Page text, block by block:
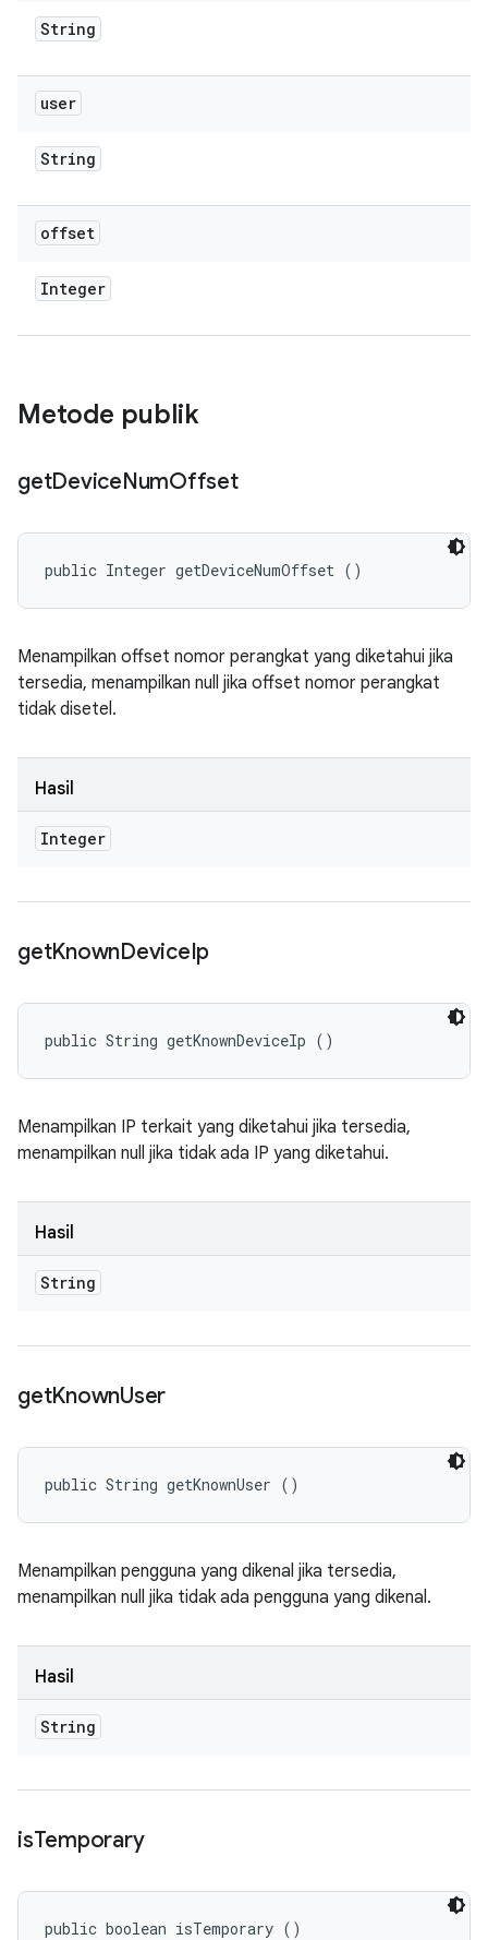
String
user
String
offset
Integer
Metode publik
getDeviceNumOffset
public Integer getDeviceNumOffset ()
Menampilkan offset nomor perangkat yang diketahui jika
tersedia, menampilkan null jika offset nomor perangkat
tidak disetel.
Hasil
Integer
getKnownDeviceIp
public String getKnownDeviceIp ()
Menampilkan IP terkait yang diketahui jika tersedia,
menampilkan null jika tidak ada IP yang diketahui.
Hasil
String
getKnownUser
public String getKnownUser ()
Menampilkan pengguna yang dikenal jika tersedia,
menampilkan null jika tidak ada pengguna yang dikenal.
Hasil
String
isTemporary
public boolean isTemporary ()